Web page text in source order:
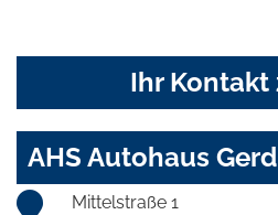
Ihr Kontakt
AHS Autohaus
Mittelstraße 1